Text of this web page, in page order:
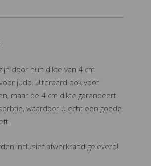
door hun dikte van 4 cm
judo. Uiteraard ook voor
maar de 4 cm dikte garandeert
waardoor u echt een goede
inclusief afwerkrand geleverd!